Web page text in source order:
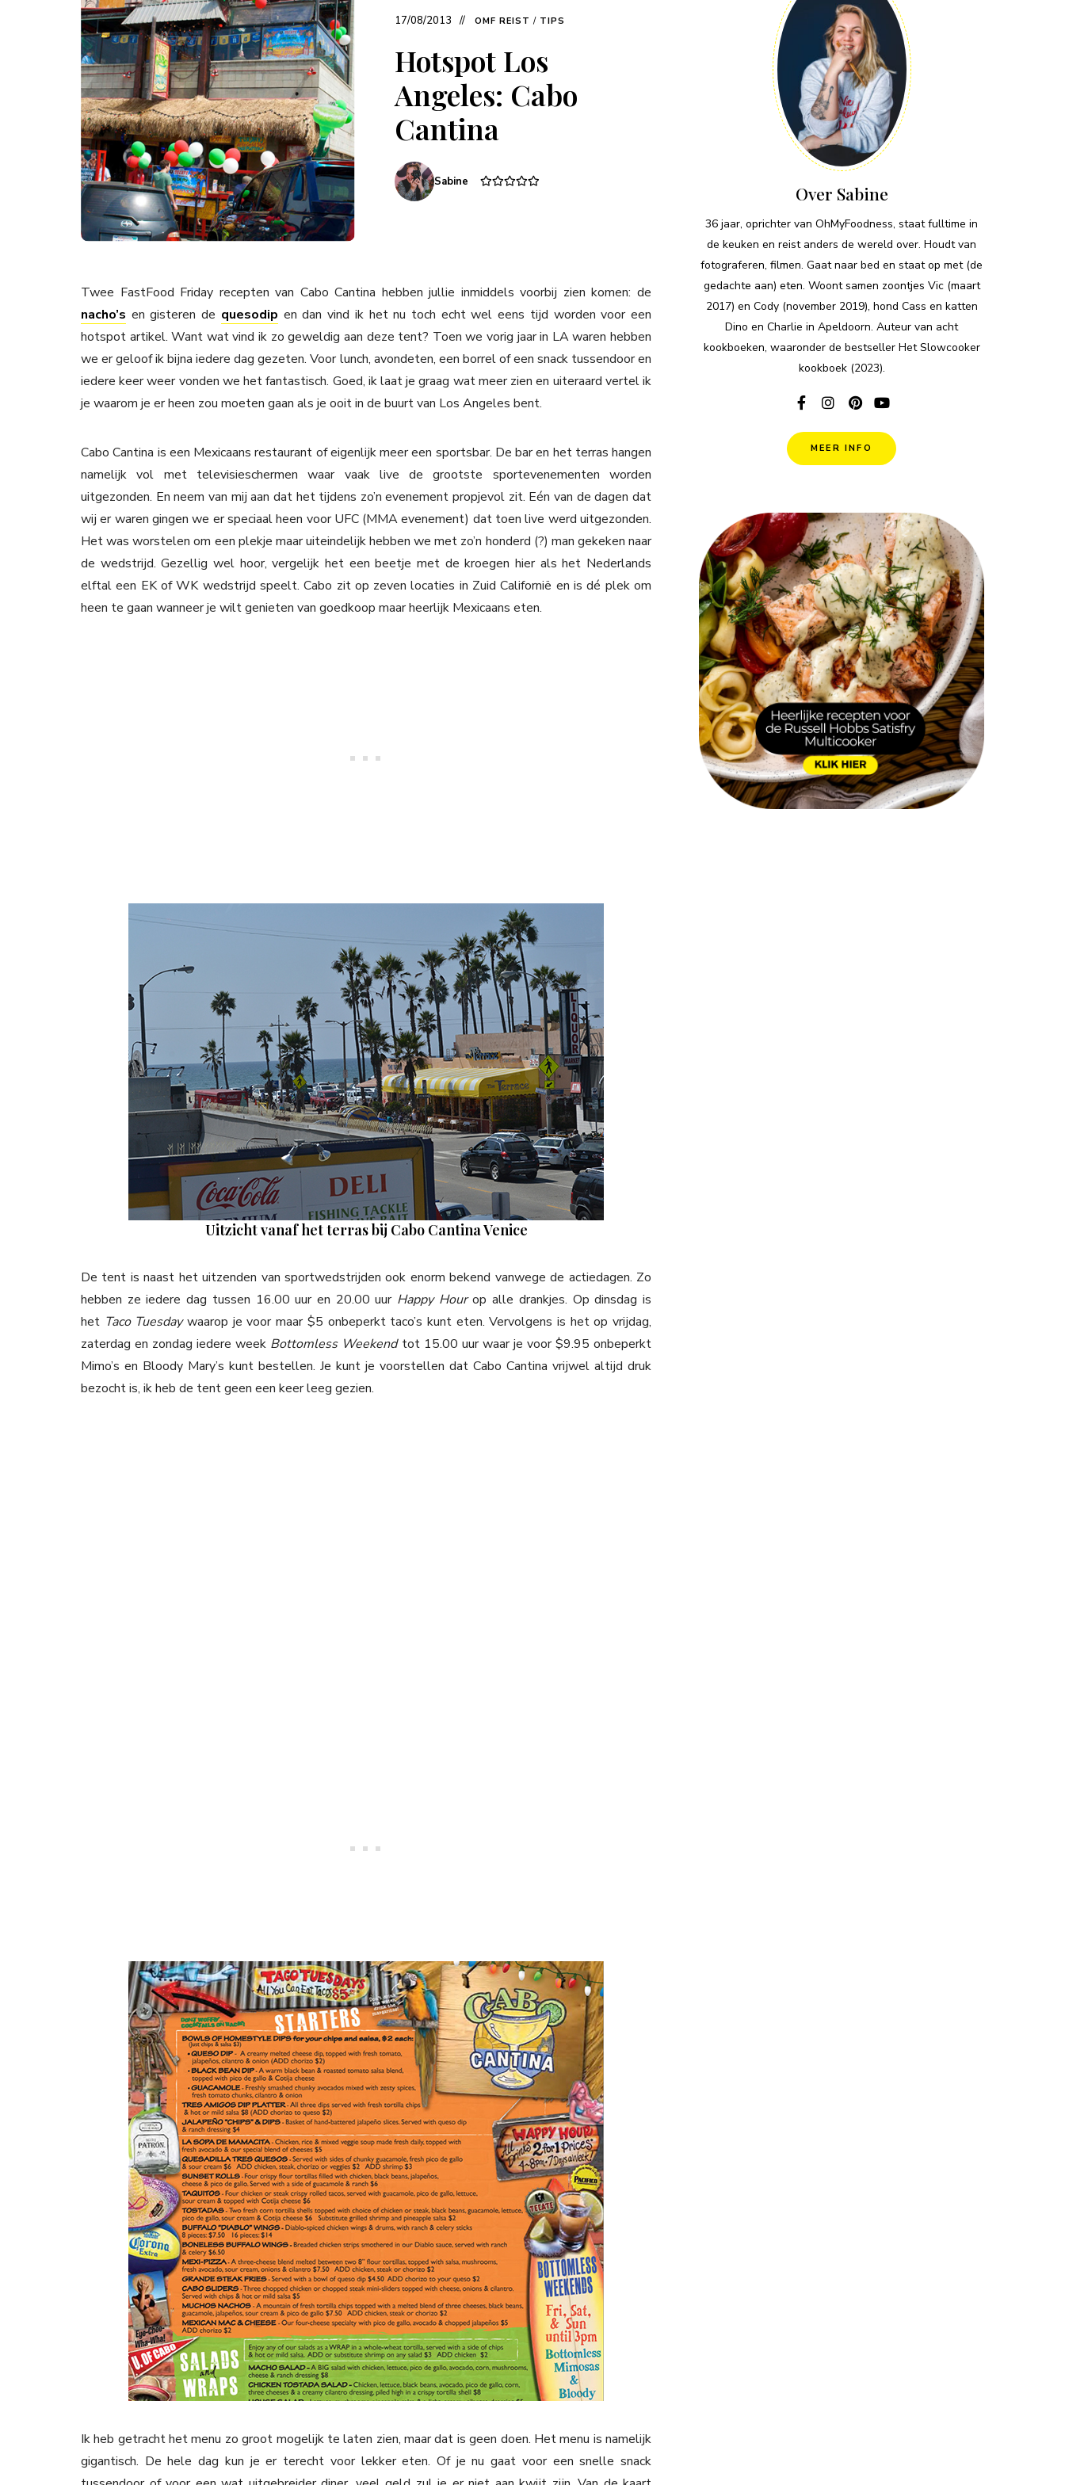
17/08/2013 OMF REIST / TIPS
Hotspot Los
Angeles: Cabo
Cantina
Sabine
Twee FastFood Friday recepten van Cabo Cantina hebben jullie inmiddels voorbij zien komen: de
nacho’s en gisteren de quesodip en dan vind ik het nu toch echt wel eens tijd worden voor een
hotspot artikel. Want wat vind ik zo geweldig aan deze tent? Toen we vorig jaar in LA waren hebben
we er geloof ik bijna iedere dag gezeten. Voor lunch, avondeten, een borrel of een snack tussendoor en
iedere keer weer vonden we het fantastisch. Goed, ik laat je graag wat meer zien en uiteraard vertel ik
je waarom je er heen zou moeten gaan als je ooit in de buurt van Los Angeles bent.
Cabo Cantina is een Mexicaans restaurant of eigenlijk meer een sportsbar. De bar en het terras hangen
namelijk vol met televisieschermen waar vaak live de grootste sportevenementen worden
uitgezonden. En neem van mij aan dat het tijdens zo’n evenement propjevol zit. Eén van de dagen dat
wij er waren gingen we er speciaal heen voor UFC (MMA evenement) dat toen live werd uitgezonden.
Het was worstelen om een plekje maar uiteindelijk hebben we met zo’n honderd (?) man gekeken naar
de wedstrijd. Gezellig wel hoor, vergelijk het een beetje met de kroegen hier als het Nederlands
elftal een EK of WK wedstrijd speelt. Cabo zit op zeven locaties in Zuid Californië en is dé plek om
heen te gaan wanneer je wilt genieten van goedkoop maar heerlijk Mexicaans eten.
Uitzicht vanaf het terras bij Cabo Cantina Venice
De tent is naast het uitzenden van sportwedstrijden ook enorm bekend vanwege de actiedagen. Zo
hebben ze iedere dag tussen 16.00 uur en 20.00 uur Happy Hourop alle drankjes. Op dinsdag is
het Taco Tuesdaywaarop je voor maar $5 onbeperkt taco’s kunt eten. Vervolgens is het op vrijdag,
zaterdag en zondag iedere week Bottomless Weekend tot 15.00 uur waar je voor $9.95 onbeperkt
Mimo’s en Bloody Mary’s kunt bestellen. Je kunt je voorstellen dat Cabo Cantina vrijwel altijd druk
bezocht is, ik heb de tent geen een keer leeg gezien.
Ik heb getracht het menu zo groot mogelijk te laten zien, maar dat is geen doen. Het menu is namelijk
gigantisch. De hele dag kun je er terecht voor lekker eten. Of je nu gaat voor een snelle snack
Over Sabine
36 jaar, oprichter van OhMyFoodness, staat fulltime in
de keuken en reist anders de wereld over. Houdt van
fotograferen, filmen. Gaat naar bed en staat op met (de
gedachte aan) eten. Woont samen zoontjes Vic (maart
2017) en Cody (november 2019), hond Cass en katten
Dino en Charlie in Apeldoorn. Auteur van acht
kookboeken, waaronder de bestseller Het Slowcooker
kookboek (2023).
MEER INFO